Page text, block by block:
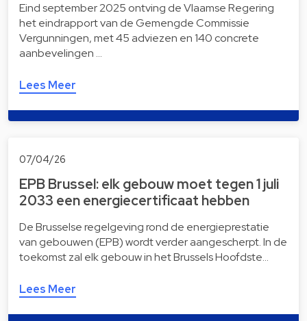
Eind september 2025 ontving de Vlaamse Regering
het eindrapport van de Gemengde Commissie
Vergunningen, met 45 adviezen en 140 concrete
aanbevelingen …
Lees Meer
07/04/26
EPB Brussel: elk gebouw moet tegen 1 juli
2033 een energiecertificaat hebben
De Brusselse regelgeving rond de energieprestatie
van gebouwen (EPB) wordt verder aangescherpt. In de
toekomst zal elk gebouw in het Brussels Hoofdste…
Lees Meer